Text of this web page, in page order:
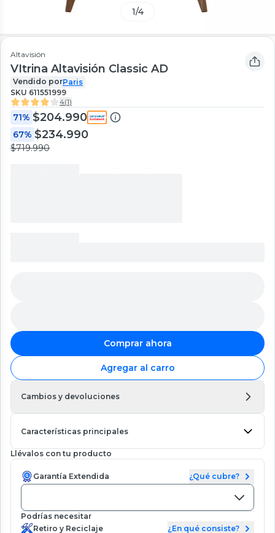
1/4
Altavisión
VItrina Altavisión Classic AD
Vendido porParis
SKU 611551999
4(1)
71% $204.990
67% $234.990
$719.990
Comprar ahora
Agregar al carro
Cambios y devoluciones
Características principales
Llévalos con tu producto
Garantía Extendida ¿Qué cubre?
Podrías necesitar
Retiro y Reciclaje
¿En qué consiste?